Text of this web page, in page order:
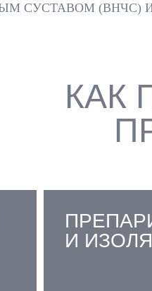
СУСТАВОМ (ВНЧС)
И
КАК